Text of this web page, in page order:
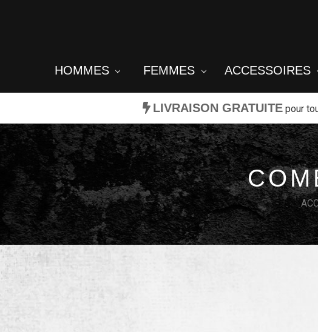
HOMMES FEMMES ACCESSOIRES
LIVRAISON GRATUITEpour